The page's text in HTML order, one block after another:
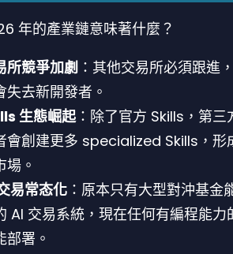
年的產業鏈意味著什麼？
所競爭加劇 ：其他交易所必須跟進
失去新開發者。
生態崛起：除了官方 Skills，第三
會創建更多 specialized Skills，形
場。
易常态化 ：原本只有大型對沖基金
AI 交易系統，現在任何有編程能力
部署。